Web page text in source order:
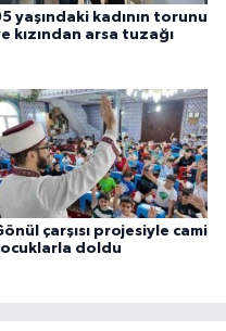
yaşındaki kadının torunu
kızından arsa tuzağı
çarşısı projesiyle cami
doldu